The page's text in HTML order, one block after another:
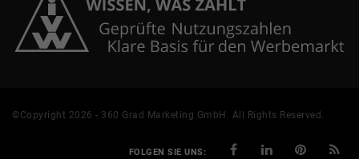
©Copyright 2026 - 360 Grad Marketing GmbH. All Rights Reserved.
FOLGEN SIE UNS: